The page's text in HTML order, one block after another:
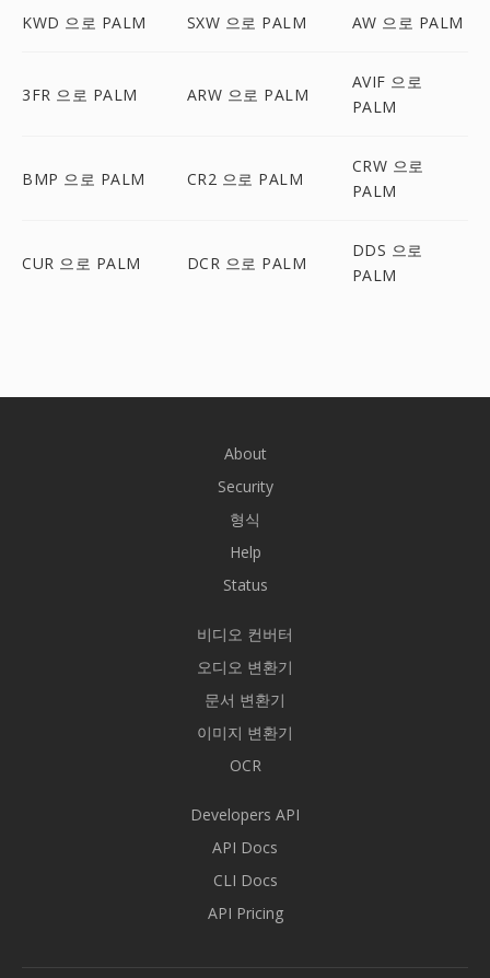
KWD 으로 PALM SXW 으로 PALM AW 으로 PALM
3FR 으로 PALM ARW 으로 PALM
AVIF 으로
PALM
BMP 으로 PALM CR2 으로 PALM
CRW 으로
PALM
CUR 으로 PALM DCR 으로 PALM
DDS 으로
PALM
About
Security
형식
Help
Status
비디오 컨버터
오디오 변환기
문서 변환기
이미지 변환기
OCR
Developers API
API Docs
CLI Docs
API Pricing